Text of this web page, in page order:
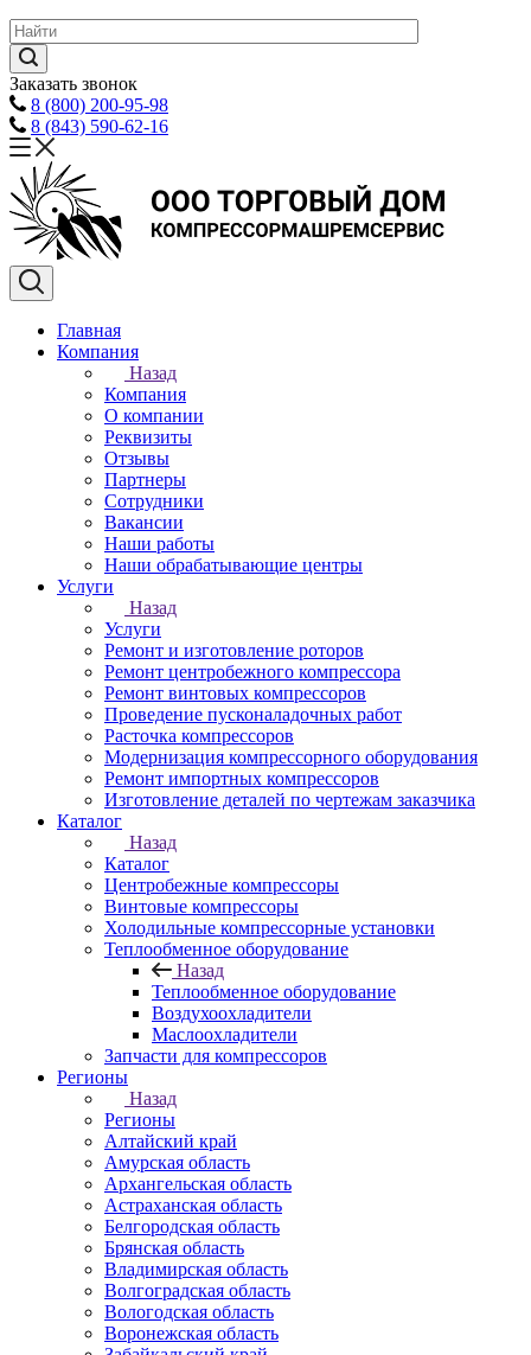
Заказать звонок
8 (800) 200-95-98
8 (843) 590-62-16
Главная
Компания
Назад
Компания
О компании
Реквизиты
Отзывы
Партнеры
Сотрудники
Вакансии
Наши работы
Наши обрабатывающие центры
Услуги
Назад
Услуги
Ремонт и изготовление роторов
Ремонт центробежного компрессора
Ремонт винтовых компрессоров
Проведение пусконаладочных работ
Расточка компрессоров
Модернизация компрессорного оборудования
Ремонт импортных компрессоров
Изготовление деталей по чертежам заказчика
Каталог
Назад
Каталог
Центробежные компрессоры
Винтовые компрессоры
Холодильные компрессорные установки
Теплообменное оборудование
Назад
Теплообменное оборудование
Воздухоохладители
Маслоохладители
Запчасти для компрессоров
Регионы
Назад
Регионы
Алтайский край
Амурская область
Архангельская область
Астраханская область
Белгородская область
Брянская область
Владимирская область
Волгоградская область
Вологодская область
Воронежская область